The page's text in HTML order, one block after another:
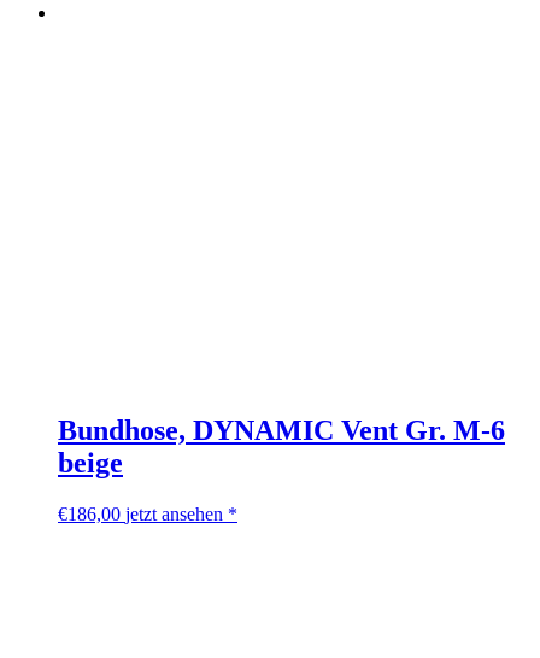
Bundhose, DYNAMIC Vent Gr. M-6
beige
€186,00 jetzt ansehen *